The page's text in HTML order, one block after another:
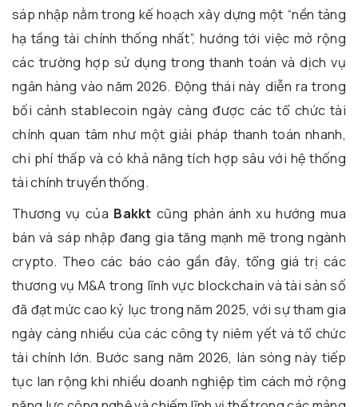
sáp nhập nằm trong kế hoạch xây dựng một “nền tảng
hạ tầng tài chính thống nhất”, hướng tới việc mở rộng
các trường hợp sử dụng trong thanh toán và dịch vụ
ngân hàng vào năm 2026. Động thái này diễn ra trong
bối cảnh stablecoin ngày càng được các tổ chức tài
chính quan tâm như một giải pháp thanh toán nhanh,
chi phí thấp và có khả năng tích hợp sâu với hệ thống
tài chính truyền thống.
Thương vụ của Bakktcũng phản ánh xu hướng mua
bán và sáp nhập đang gia tăng mạnh mẽ trong ngành
crypto. Theo các báo cáo gần đây, tổng giá trị các
thương vụ M&A trong lĩnh vực blockchain và tài sản số
đã đạt mức cao kỷ lục trong năm 2025, với sự tham gia
ngày càng nhiều của các công ty niêm yết và tổ chức
tài chính lớn. Bước sang năm 2026, làn sóng này tiếp
tục lan rộng khi nhiều doanh nghiệp tìm cách mở rộng